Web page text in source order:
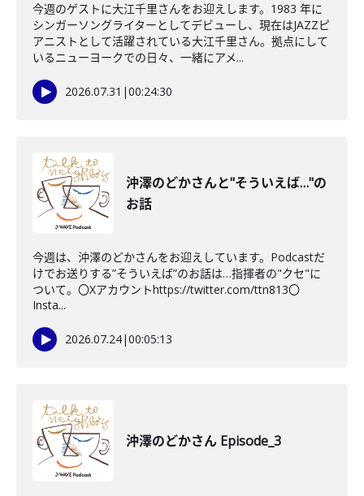
今週のゲストに大江千里さんをお迎えします。1983 年に
シンガーソングライターとしてデビューし、現在はJAZZピ
アニストとして活躍されている大江千里さん。拠点にして
いるニューヨークでの日々、一緒にアメ...
2026.07.31 |00:24:30
沖澤のどかさんと"そういえば…"の
お話
今週は、沖澤のどかさんをお迎えしています。Podcastだ
けでお送りする”そういえば”のお話は…指揮者の"クセ"に
ついて。〇Xアカウントhttps://twitter.com/ttn813〇
Insta...
2026.07.24|00:05:13
沖澤のどかさん Episode_3